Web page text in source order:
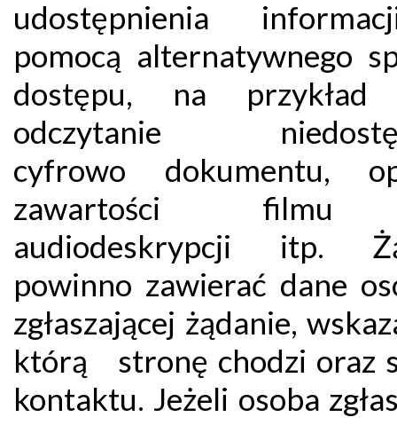
udostępnienia
pomocą alternatywnego
dostępu, na przykład
odczytanie
cyfrowo dokumentu,
zawartości filmu
audiodeskrypcji itp.
powinno zawierać dane
zgłaszającej żądanie,
którą stronę chodzi oraz
kontaktu. Jeżeli osoba